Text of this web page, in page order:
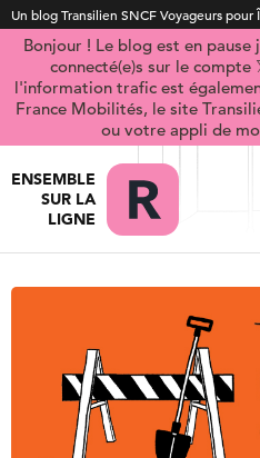
Un blog Transilien SNCF Voyageurs
Bonjour ! Le blog est en pause
connecté(e)s sur le compte
l'information trafic est
France Mobilités, le site
ou votre appli de
ENSEMBLE
SUR LA
LIGNE